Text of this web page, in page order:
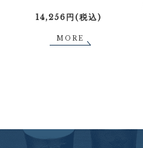
14,256円(税込)
MORE